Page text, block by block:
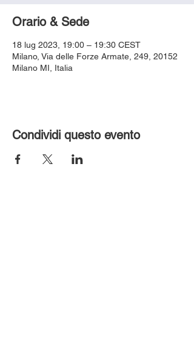
Orario & Sede
18 lug 2023, 19:00 – 19:30 CEST
Milano, Via delle Forze Armate, 249, 20152
Milano MI, Italia
Condividi questo evento